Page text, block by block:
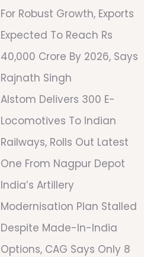
For Robust Growth, Exports
Expected To Reach Rs
40,000 Crore By 2026, Says
Rajnath Singh
Alstom Delivers 300 E-
Locomotives To Indian
Railways, Rolls Out Latest
One From Nagpur Depot
India’s Artillery
Modernisation Plan Stalled
Despite Made-In-India
Options, CAG Says Only 8